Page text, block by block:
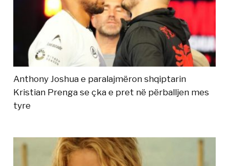
Anthony Joshua e paralajmëron shqiptarin
Kristian Prenga se çka e pret në përballjen mes
tyre